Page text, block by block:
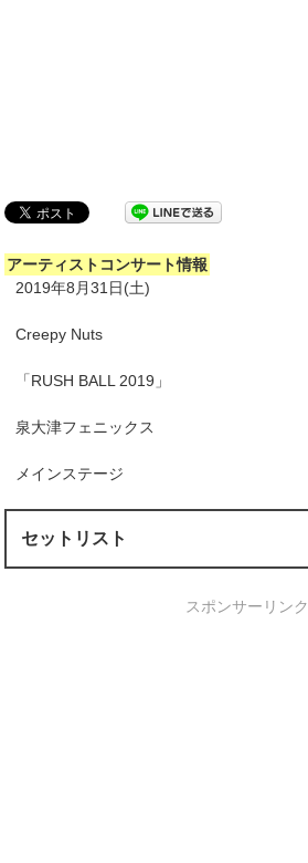
アーティストコンサート情報
2019年8月31日(土)
Creepy Nuts
「RUSH BALL 2019」
泉大津フェニックス
メインステージ
セットリスト
スポンサーリンク